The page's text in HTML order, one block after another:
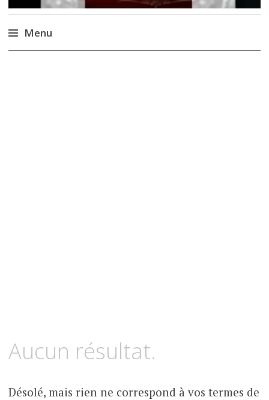
Menu
Aucun résultat.
Désolé, mais rien ne correspond à vos termes de